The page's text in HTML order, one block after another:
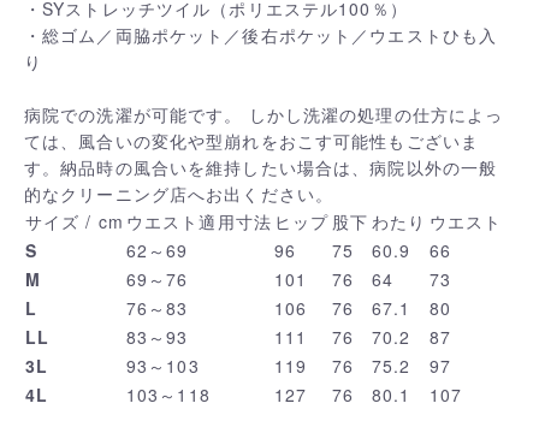
・SYストレッチツイル（ポリエステル100％）
・総ゴム／両脇ポケット／後右ポケット／ウエストひも入
り
病院での洗濯が可能です。 しかし洗濯の処理の仕方によっ
ては、風合いの変化や型崩れをおこす可能性もございま
す。納品時の風合いを維持したい場合は、病院以外の一般
的なクリーニング店へお出ください。
サイズ / cm ウエスト適用寸法 ヒップ 股下 わたり ウエスト
S
62～69 96 75 60.9
66
M
69～76 101 76 64
73
L
76～83 106 76 67.1
80
LL
83～93 111 76 70.2
87
3L
93～103 119 76 75.2
97
4L
103～118 127 76 80.1 107